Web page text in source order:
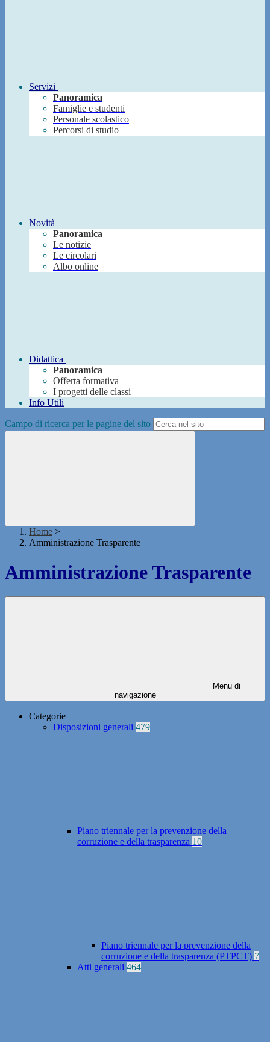
Servizi
Panoramica
Famiglie e studenti
Personale scolastico
Percorsi di studio
Novità
Panoramica
Le notizie
Le circolari
Albo online
Didattica
Panoramica
Offerta formativa
I progetti delle classi
Info Utili
Campo di ricerca per le pagine del sito
Home >
Amministrazione Trasparente
Amministrazione Trasparente
Menu di
navigazione
Categorie
Disposizioni generali 479
Piano triennale per la prevenzione della
corruzione e della trasparenza 10
Piano triennale per la prevenzione della
corruzione e della trasparenza (PTPCT) 7
Atti generali 464